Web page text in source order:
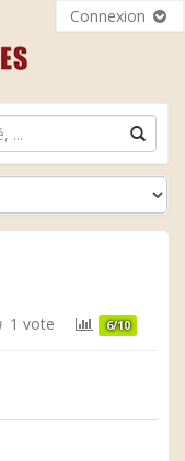
Connexion
1 vote 6/10